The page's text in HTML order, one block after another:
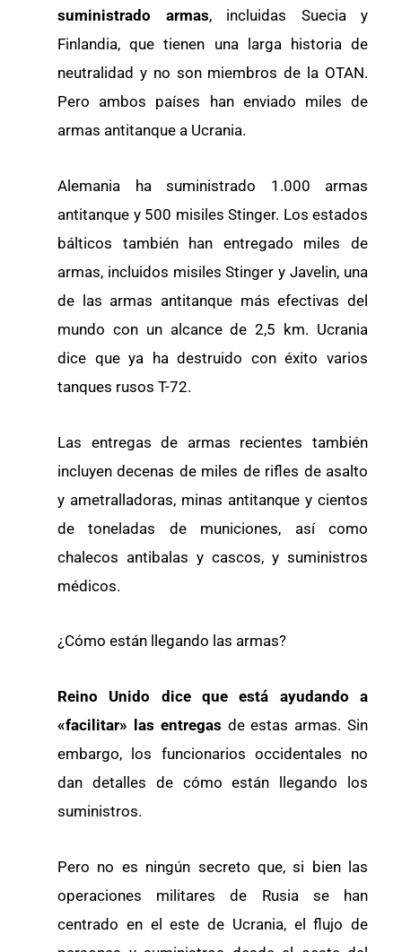
suministrado armas, incluidas Suecia y
Finlandia, que tienen una larga historia de
neutralidad y no son miembros de la OTAN.
Pero ambos países han enviado miles de
armas antitanque a Ucrania.
Alemania ha suministrado 1.000 armas
antitanque y 500 misiles Stinger. Los estados
bálticos también han entregado miles de
armas, incluidos misiles Stinger y Javelin, una
de las armas antitanque más efectivas del
mundo con un alcance de 2,5 km. Ucrania
dice que ya ha destruido con éxito varios
tanques rusos T-72.
Las entregas de armas recientes también
incluyen decenas de miles de rifles de asalto
y ametralladoras, minas antitanque y cientos
de toneladas de municiones, así como
chalecos antibalas y cascos, y suministros
médicos.
¿Cómo están llegando las armas?
Reino Unido dice que está ayudando a
«facilitar» las entregas de estas armas. Sin
embargo, los funcionarios occidentales no
dan detalles de cómo están llegando los
suministros.
Pero no es ningún secreto que, si bien las
operaciones militares de Rusia se han
centrado en el este de Ucrania, el flujo de